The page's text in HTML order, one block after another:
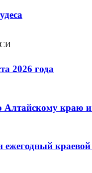
2026 года
Алтайскому краю
ежегодный